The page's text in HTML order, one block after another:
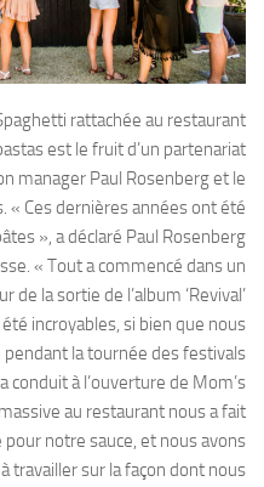
rattachée au restaurant
est le fruit d’un partenariat
manager Paul Rosenberg et le
« Ces dernières années ont été
», a déclaré Paul Rosenberg
« Tout a commencé dans un
la sortie de l’album ‘Revival’
incroyables, si bien que nous
la tournée des festivals
conduit à l’ouverture de Mom’s
au restaurant nous a fait
notre sauce, et nous avons
travailler sur la façon dont nous